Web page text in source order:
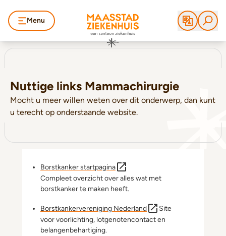
Menu
Nuttige links Mammachirurgie
Mocht u meer willen weten over dit onderwerp, dan kunt
u terecht op onderstaande website.
Borstkanker startpagina
Compleet overzicht over alles wat met
borstkanker te maken heeft.
Borstkankervereniging Nederland
Site
voor voorlichting, lotgenotencontact en
belangenbehartiging.